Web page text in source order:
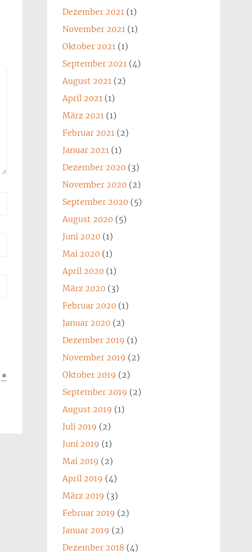
*
Dezember 2021(1)
November 2021(1)
Oktober 2021(1)
September 2021(4)
August 2021(2)
April 2021(1)
März 2021(1)
Februar 2021(2)
Januar 2021(1)
Dezember 2020 (3)
November 2020 (2)
September 2020 (5)
August 2020 (5)
Juni 2020 (1)
Mai 2020 (1)
April 2020 (1)
März 2020 (3)
Februar 2020 (1)
Januar 2020 (2)
Dezember 2019 (1)
November 2019 (2)
Oktober 2019 (2)
September 2019 (2)
August 2019 (1)
Juli 2019 (2)
Juni 2019 (1)
Mai 2019 (2)
April 2019 (4)
März 2019 (3)
Februar 2019 (2)
Januar 2019 (2)
Dezember 2018 (4)